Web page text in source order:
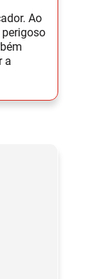
Ao
a